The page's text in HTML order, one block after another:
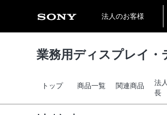
法人のお客様
業務用ディスプレイ
トップ 商品一覧 関連商品
法
長